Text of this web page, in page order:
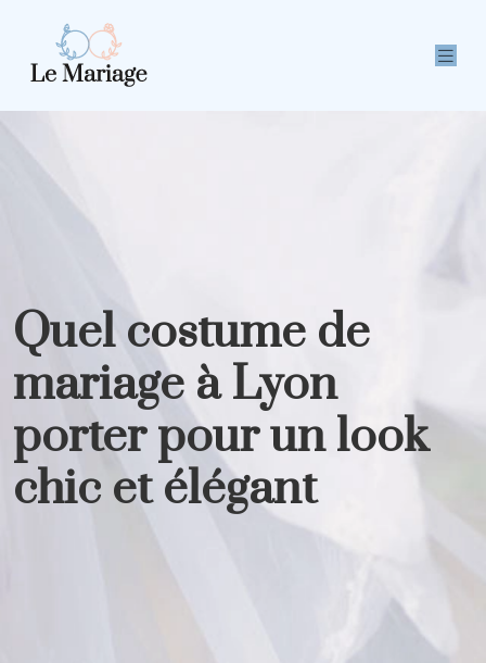
Quel costume de
mariage à Lyon
porter pour un look
chic et élégant